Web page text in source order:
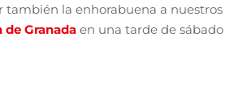
la enhorabuena a
de Granada en una tarde de